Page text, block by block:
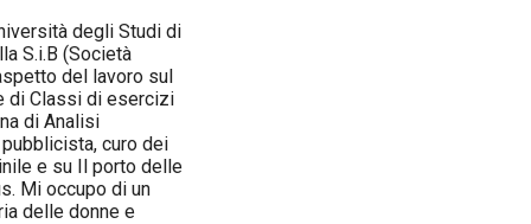
degli Studi di
S.i.B (Società
del lavoro sul
di Classi di esercizi
di Analisi
curo dei
e su Il porto delle
Mi occupo di un
delle donne e